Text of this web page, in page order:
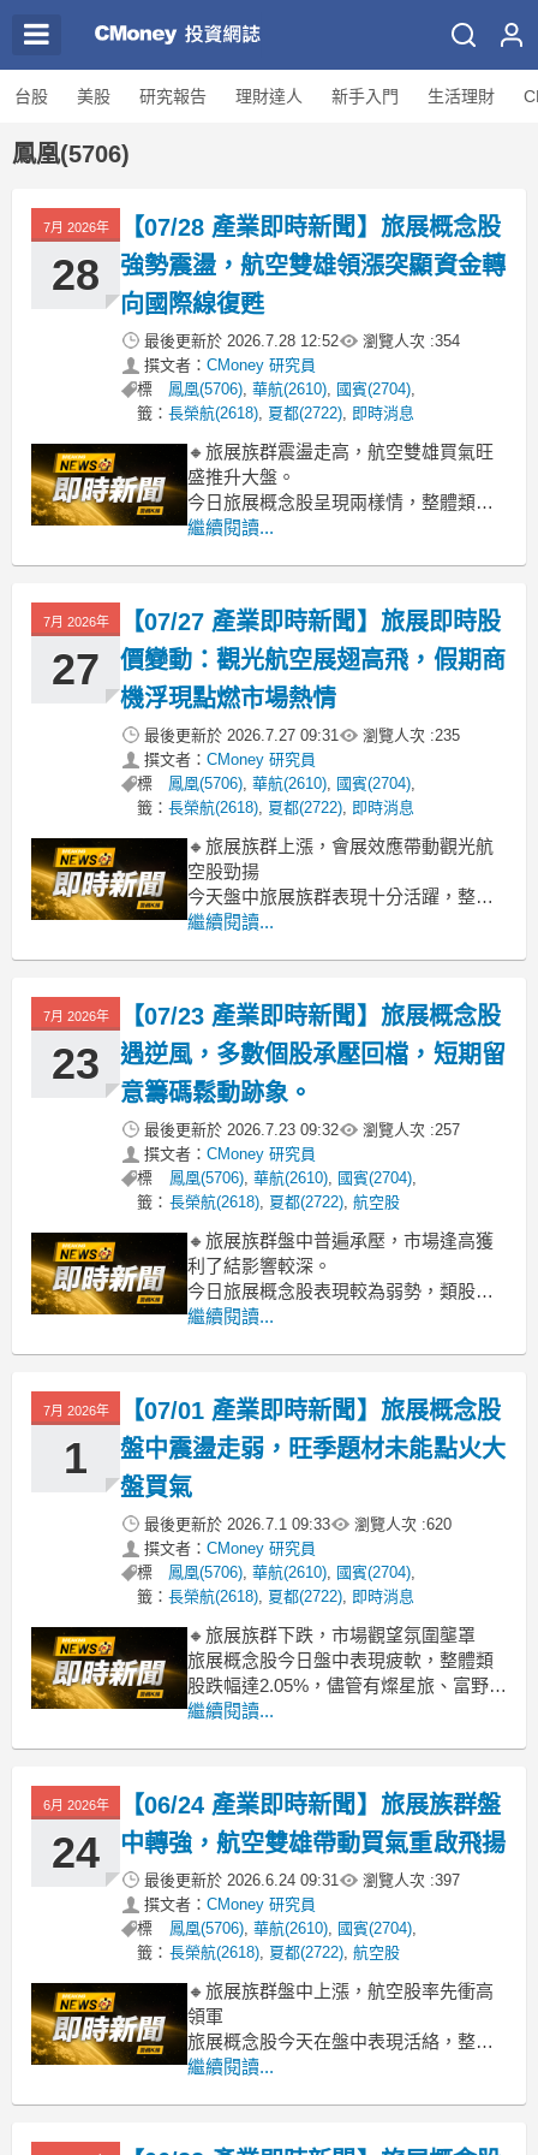
台股 美股 研究報告 理財達人 新手入門 生活理財
鳳凰(5706)
7月 2026年
28
【07/28 產業即時新聞】旅展概念股
強勢震盪，航空雙雄領漲突顯資金轉
向國際線復甦
最後更新於 2026.7.28 12:52 瀏覽人次 :354
撰文者： CMoney 研究員
標
籤：
鳳凰(5706),華航(2610), 國賓(2704),
長榮航(2618), 夏都(2722), 即時消息
🔸旅展族群震盪走高，航空雙雄買氣旺
盛推升大盤。
今日旅展概念股呈現兩樣情，整體類股
雖小漲2.02%，但盤中表現主要由航空雙
持續增溫，加上近期國際油價回穩甚至
回落，為其營運成本帶來正面助益。然
而，以內需為主的飯店與
繼續閱讀...
7月 2026年
27
【07/27 產業即時新聞】旅展即時股
價變動：觀光航空展翅高飛，假期商
機浮現點燃市場熱情
最後更新於 2026.7.27 09:31 瀏覽人次 :235
撰文者： CMoney 研究員
標
籤：
鳳凰(5706),華航(2610), 國賓(2704),
長榮航(2618), 夏都(2722), 即時消息
🔸旅展族群上漲，會展效應帶動觀光航
空股勁揚
今天盤中旅展族群表現十分活躍，整體
類股漲幅達2.22%，顯示市場對接下來的
旅遊需求復甦的重要觸媒。盤面上，長
榮航和華航等航空股雙雙強勢領漲，分
別上漲2.58%和2.44%，反映投資
繼續閱讀...
7月 2026年
23
【07/23 產業即時新聞】旅展概念股
遇逆風，多數個股承壓回檔，短期留
意籌碼鬆動跡象。
最後更新於 2026.7.23 09:32 瀏覽人次 :257
撰文者： CMoney 研究員
標
籤：
鳳凰(5706),華航(2610), 國賓(2704),
長榮航(2618), 夏都(2722),航空股
🔸旅展族群盤中普遍承壓，市場逢高獲
利了結影響較深。
今日旅展概念股表現較為弱勢，類股指
數下跌2.39%，多數代表個股呈現綠盤。
小型股逆勢小漲，但未能改變族群整體
向下趨勢，顯示市場資金在旅展題材
上，今日選擇逢高獲結獲利或觀望
繼續閱讀...
7月 2026年
1
【07/01 產業即時新聞】旅展概念股
盤中震盪走弱，旺季題材未能點火大
盤買氣
最後更新於 2026.7.1 09:33 瀏覽人次 :620
撰文者： CMoney 研究員
標
籤：
鳳凰(5706),華航(2610), 國賓(2704),
長榮航(2618), 夏都(2722), 即時消息
🔸旅展族群下跌，市場觀望氛圍壟罩
旅展概念股今日盤中表現疲軟，整體類
股跌幅達2.05%，儘管有燦星旅、富野逆
勢上漲，但長榮航、華航等大型股與多
因可能為短期漲多後的獲利了結賣壓，
以及大盤整體氛輯不佳，壓抑了原本應
受旅展加持的買
繼續閱讀...
6月 2026年
24
【06/24 產業即時新聞】旅展族群盤
中轉強，航空雙雄帶動買氣重啟飛揚
最後更新於 2026.6.24 09:31 瀏覽人次 :397
撰文者： CMoney 研究員
標
籤：
鳳凰(5706),華航(2610), 國賓(2704),
長榮航(2618), 夏都(2722),航空股
🔸旅展族群盤中上漲，航空股率先衝高
領軍
旅展概念股今天在盤中表現活絡，整體
類股漲幅達2.64%。主要由大型航空股華
期國際旅展熱潮、國際客運量持續回
繼續閱讀...